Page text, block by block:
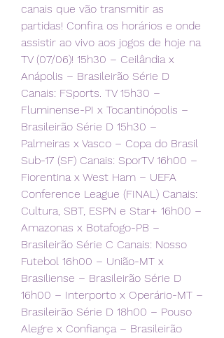
canais que vão transmitir as
partidas! Confira os horários e onde
assistir ao vivo aos jogos de hoje na
TV (07/06)! 15h30 – Ceilândia x
Anápolis – Brasileirão Série D
Canais: FSports. TV 15h30 –
Fluminense-PI x Tocantinópolis –
Brasileirão Série D 15h30 –
Palmeiras x Vasco – Copa do Brasil
Sub-17 (SF) Canais: SporTV 16h00 –
Fiorentina x West Ham – UEFA
Conference League (FINAL) Canais:
Cultura, SBT, ESPN e Star+ 16h00 –
Amazonas x Botafogo-PB –
Brasileirão Série C Canais: Nosso
Futebol 16h00 – União-MT x
Brasiliense – Brasileirão Série D
16h00 – Interporto x Operário-MT –
Brasileirão Série D 18h00 – Pouso
Alegre x Confiança – Brasileirão